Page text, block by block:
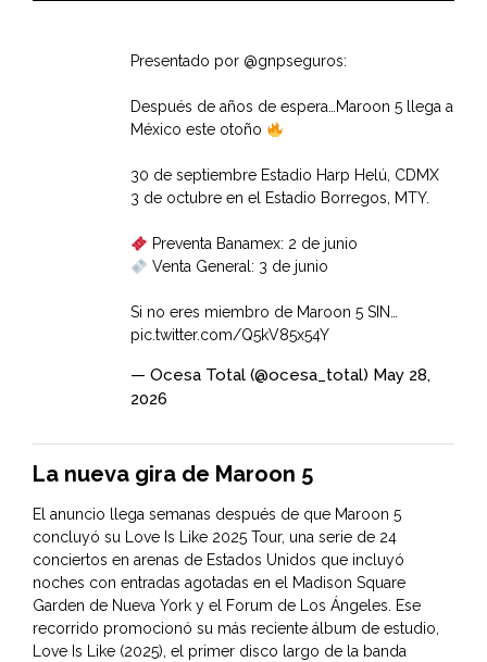
Presentado por @gnpseguros:
Después de años de espera…Maroon 5 llega a
México este otoño
30 de septiembre Estadio Harp Helú, CDMX
3 de octubre en el Estadio Borregos, MTY.
Preventa Banamex: 2 de junio
Venta General: 3 de junio
Si no eres miembro de Maroon 5 SIN…
pic.twitter.com/Q5kV85x54Y
— Ocesa Total (@ocesa_total) May 28,
2026
La nueva gira de Maroon 5
El anuncio llega semanas después de que Maroon 5
concluyó su Love Is Like 2025 Tour, una serie de 24
conciertos en arenas de Estados Unidos que incluyó
noches con entradas agotadas en el Madison Square
Garden de Nueva York y el Forum de Los Ángeles. Ese
recorrido promocionó su más reciente álbum de estudio,
Love Is Like (2025), el primer disco largo de la banda